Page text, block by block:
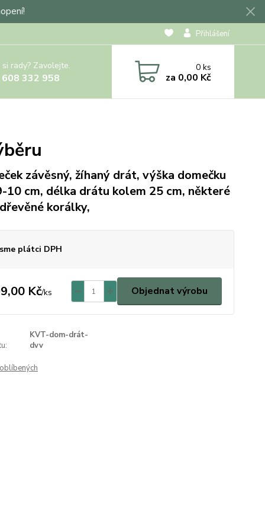
Přihlášení
rady? Zavolejte.
332 958
0ks
za 0,00 Kč
závěsný, žíhaný drát, výška domečku
10 cm, délka drátu kolem 25 cm, některé
korálky,
plátci DPH
Kč/ks Objednat výrobu
KVT-dom-drát-
dvv